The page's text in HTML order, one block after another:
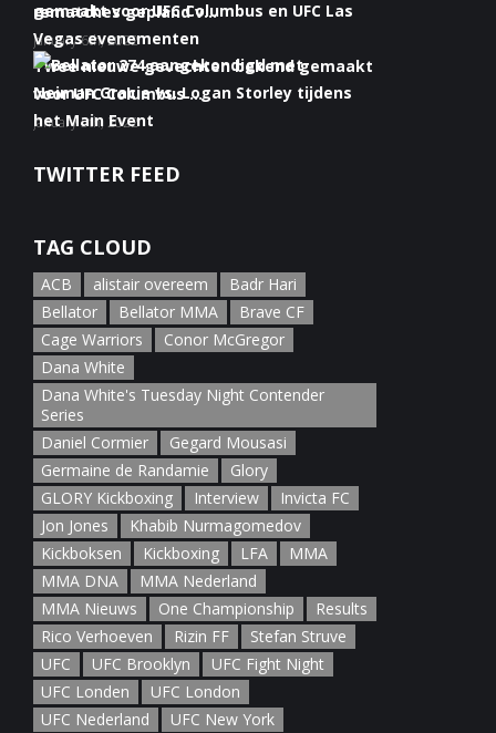
rematches gepland v...
January 6th, 2022
Twee nieuwe gevechten bekend gemaakt
voor UFC Columbus ...
January 5th, 2022
Gracie vs. Logan S...
TWITTER FEED
TAG CLOUD
ACB alistair overeem
Badr Hari
Bellator
Bellator MMA
Brave CF
Cage Warriors
Conor McGregor
Dana White
Dana White's Tuesday Night Contender
Series
Daniel Cormier
Gegard Mousasi
Germaine de Randamie
Glory
GLORY Kickboxing
Interview
Invicta FC
Jon Jones
Khabib Nurmagomedov
Kickboksen
Kickboxing LFA
MMA
MMA DNA
MMA Nederland
MMA Nieuws
One Championship
Results
Rico Verhoeven
Rizin FF
Stefan Struve
UFC
UFC Brooklyn
UFC Fight Night
UFC Londen
UFC London
UFC Nederland
UFC New York